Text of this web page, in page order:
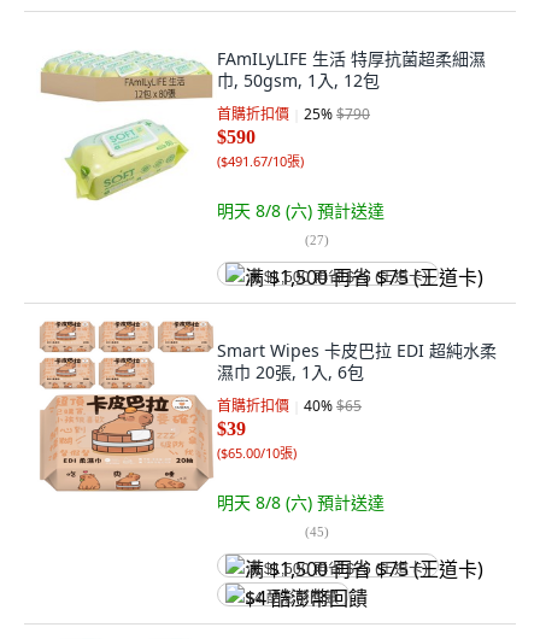
FAmILyLIFE 生活 特厚抗菌超柔細濕
巾, 50gsm, 1入, 12包
首購折扣價 25%$790
$590
($491.67/10張)
明天 8/8 (六) 預計送達
(27)
满 $1,500 再省 $75 (王道卡)
Smart Wipes 卡皮巴拉 EDI 超純水柔
濕巾 20張, 1入, 6包
首購折扣價 40%$65
$39
($65.00/10張)
明天 8/8 (六) 預計送達
(45)
满 $1,500 再省 $75 (王道卡)
$4 酷澎幣回饋